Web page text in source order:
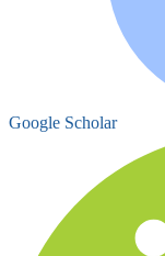
Google Scholar